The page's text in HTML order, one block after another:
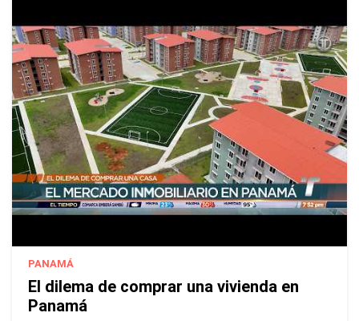
PANAMÁ
El dilema de comprar una vivienda en
Panamá